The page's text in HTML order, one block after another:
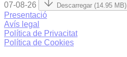
07-08-26 Descarregar (14.95 MB)
Presentació
Avís legal
Política de Privacitat
Política de Cookies